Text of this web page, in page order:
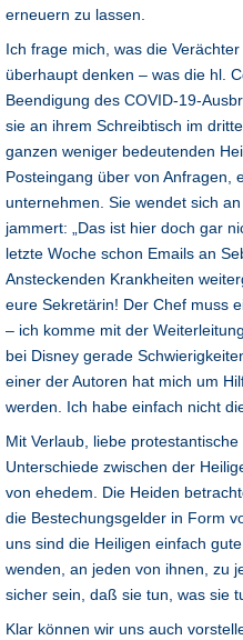
erneuern zu lassen.
Ich frage mich, was die
überhaupt denken – was die hl.
Beendigung des COVID-19-
sie an ihrem Schreibtisch im
ganzen weniger bedeutenden
Posteingang über von Anfragen,
unternehmen. Sie wendet sich
jammert: „Das ist hier doch gar
letzte Woche schon Emails an
Ansteckenden Krankheiten
eure Sekretärin! Der Chef muss
– ich komme mit der
bei Disney gerade
einer der Autoren hat mich um
werden. Ich habe einfach nicht
Mit Verlaub, liebe
Unterschiede zwischen der
von ehedem. Die Heiden
die Bestechungsgelder in Form
uns sind die Heiligen einfach
wenden, an jeden von ihnen, zu
sicher sein, daß sie tun, was sie
Klar können wir uns auch